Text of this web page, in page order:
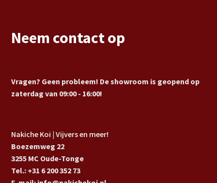
Neem contact op
Vragen? Geen probleem! De showroom is geopend op
zaterdag van 09:00 - 16:00!
Nakiche Koi | Vijvers en meer!
Boezemweg 22
3255 MC Oude-Tonge
Tel.: +31 6 200 352 73